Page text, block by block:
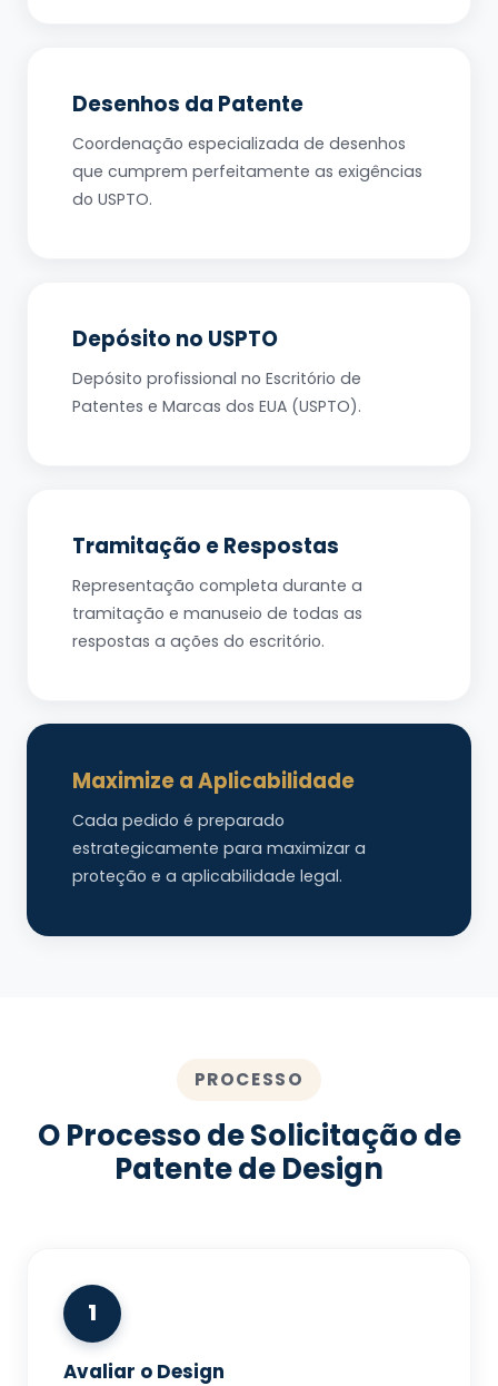
Desenhos da Patente
Coordenação especializada de desenhos
que cumprem perfeitamente as exigências
do USPTO.
Depósito no USPTO
Depósito profissional no Escritório de
Patentes e Marcas dos EUA (USPTO).
Tramitação e Respostas
Representação completa durante a
tramitação e manuseio de todas as
respostas a ações do escritório.
Maximize a Aplicabilidade
Cada pedido é preparado
estrategicamente para maximizar a
proteção e a aplicabilidade legal.
PROCESSO
O Processo de Solicitação de
Patente de Design
1
Avaliar o Design